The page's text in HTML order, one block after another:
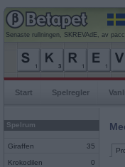
Senaste rullningen, SKREVAdE, av
Start Spelregler
Spelrum
Giraffen 35
Krokodilen 0